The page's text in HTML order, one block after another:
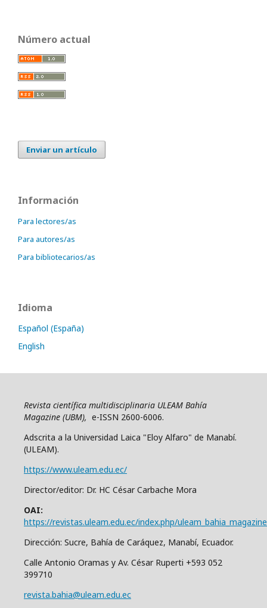
Número actual
Enviar un artículo
Información
Para lectores/as
Para autores/as
Para bibliotecarios/as
Idioma
Español (España)
English
Revista científica multidisciplinaria ULEAM Bahía
Magazine (UBM), e-ISSN 2600-6006.
Adscrita a la Universidad Laica "Eloy Alfaro" de Manabí.
(ULEAM).
https://www.uleam.edu.ec/
Director/editor: Dr. HC César Carbache Mora
OAI:
https://revistas.uleam.edu.ec/index.php/
Dirección: Sucre, Bahía de Caráquez, Manabí, Ecuador.
Calle Antonio Oramas y Av. César Ruperti +593 052
399710
revista.bahia@uleam.edu.ec